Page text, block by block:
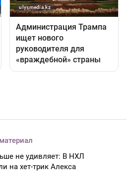
не удивляет: В НХЛ
на хет-трик Алекса